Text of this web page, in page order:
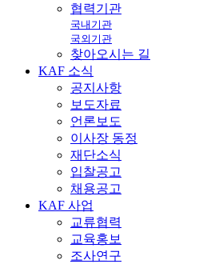
협력기관
국내기관
국외기관
찾아오시는 길
KAF 소식
공지사항
보도자료
언론보도
이사장 동정
재단소식
입찰공고
채용공고
KAF 사업
교류협력
교육홍보
조사연구